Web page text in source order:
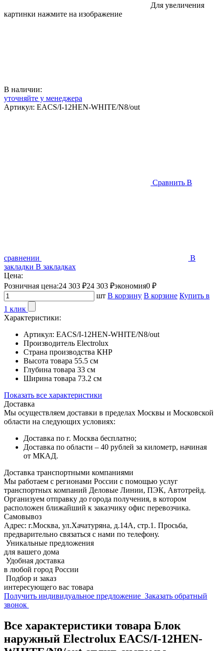
Для увеличения
картинки нажмите на изображение
В наличии:
уточняйте у менеджера
Артикул: EACS/I-12HEN-WHITE/N8/out
Сравнить В
сравнении
В
закладки В закладках
Цена:
Розничная цена:24 303 ₽24 303 ₽экономия0 ₽
шт В корзину В корзине Купить в
1 клик
Характеристики:
Артикул: EACS/I-12HEN-WHITE/N8/out
Производитель Electrolux
Страна производства КНР
Высота товара 55.5 см
Глубина товара 33 см
Ширина товара 73.2 см
Показать все характеристики
Доставка
Мы осуществляем доставки в пределах Москвы и Московской
области на следующих условиях:
Доставка по г. Москва бесплатно;
Доставка по области – 40 рублей за километр, начиная
от МКАД.
Доставка транспортными компаниями
Мы работаем с регионами России с помощью услуг
транспортных компаний Деловые Линии, ПЭК, Автотрейд.
Организуем отправку до города получения, в котором
расположен ближайший к заказчику офис перевозчика.
Самовывоз
Адрес: г.Москва, ул.Хачатуряна, д.14А, стр.1. Просьба,
предварительно связаться с нами по телефону.
Уникальные предложения
для вашего дома
Удобная доставка
в любой город России
Подбор и заказ
интересующего вас товара
Получить индивидуальное предложение Заказать обратный
звонок
Все характеристики товара Блок
наружный Electrolux EACS/I-12HEN-